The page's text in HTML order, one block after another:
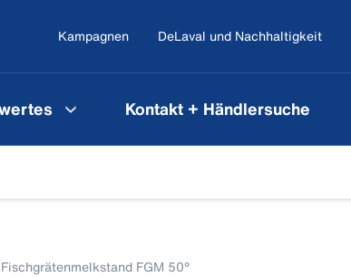
Kampagnen DeLaval und Nachhaltigkeit
Kontakt + Händlersuche
FGM 50°